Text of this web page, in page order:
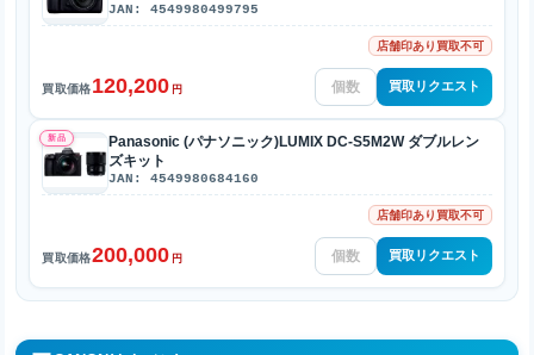
JAN: 4549980499795
店舗印あり買取不可
買取価格120,200 円 買取リクエスト
新品
Panasonic (パナソニック)LUMIX DC-S5M2W ダブルレン
ズキット
JAN: 4549980684160
店舗印あり買取不可
買取価格200,000 円 買取リクエスト